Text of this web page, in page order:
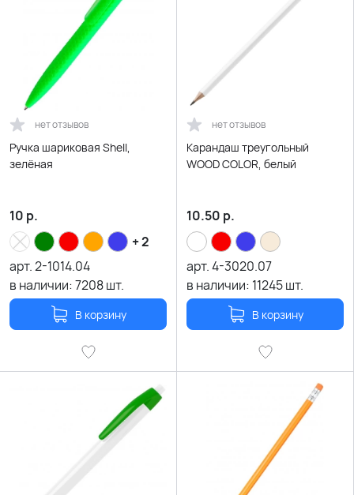
нет отзывов
Ручка шариковая Shell,
зелёная
10 р.
+ 2
арт.2-1014.04
в наличии:7208шт.
В корзину
нет отзывов
Карандаш треугольный
WOOD COLOR, белый
10.50 р.
арт.4-3020.07
в наличии: 11245шт.
В корзину